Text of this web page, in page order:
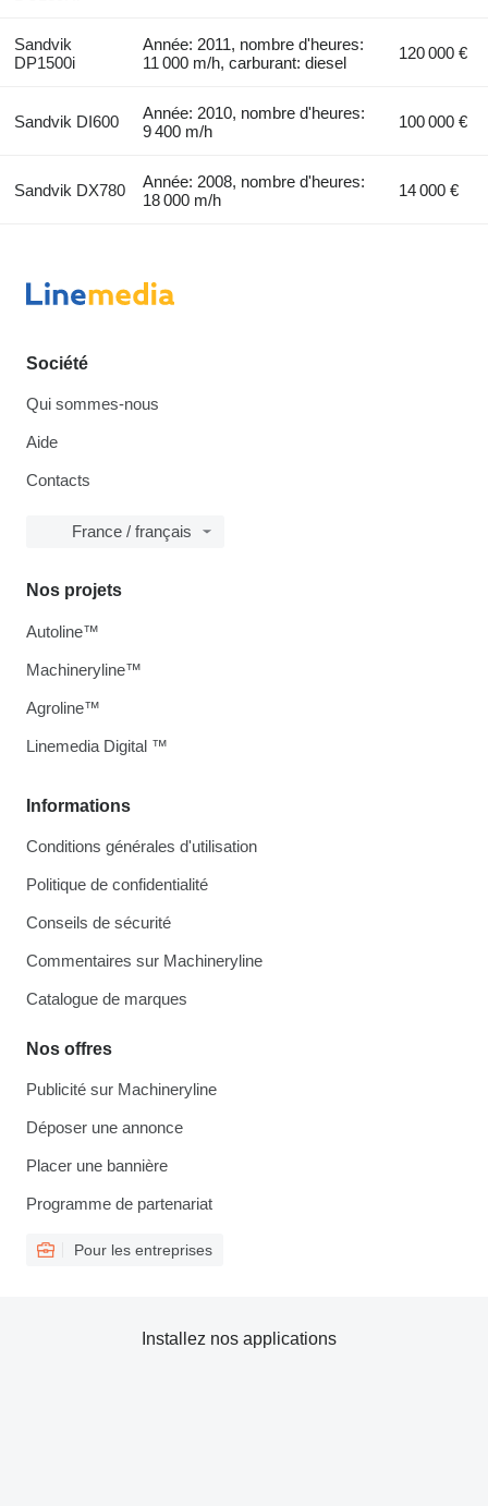
Sandvik
DP1500i
Année: 2011, nombre d'heures:
11 000 m/h, carburant: diesel
120 000 €
Sandvik DI600
Année: 2010, nombre d'heures:
9 400 m/h
100 000 €
Sandvik DX780
Année: 2008, nombre d'heures:
18 000 m/h
14 000 €
Société
Qui sommes-nous
Aide
Contacts
France / français
Informations
Conditions générales d'utilisation
Politique de confidentialité
Conseils de sécurité
Commentaires sur Machineryline
Catalogue de marques
Nos offres
Publicité sur Machineryline
Déposer une annonce
Placer une bannière
Programme de partenariat
Pour les entreprises
Nos projets
Autoline™
Machineryline™
Agroline™
Linemedia Digital ™
Installez nos applications